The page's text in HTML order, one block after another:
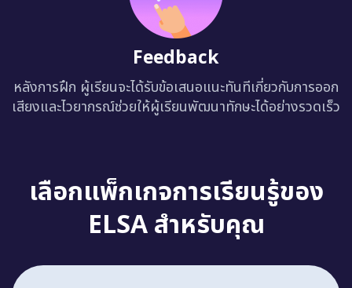
Feedback
หลังการฝึก ผู้เรียนจะได้รับข้อเสนอแนะทันทีเกี่ยวกับการออก
เสียงและไวยากรณ์ช่วยให้ผู้เรียนพัฒนาทักษะได้อย่างรวดเร็ว
เลือกแพ็กเกจการเรียนรู้ของ
ELSA สำหรับคุณ